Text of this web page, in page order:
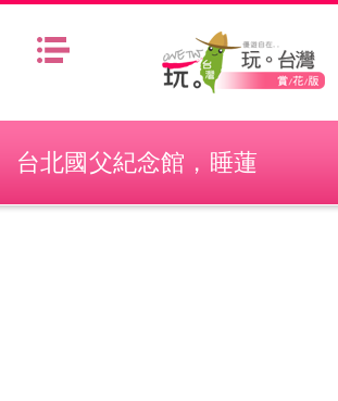
台北國父紀念館，睡蓮